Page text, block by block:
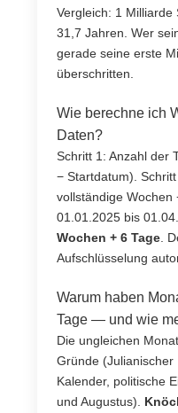
Vergleich: 1 Milliarde
31,7 Jahren. Wer
gerade seine erste
überschritten.
Wie berechne ich
Daten?
Schritt 1: Anzahl der
− Startdatum).
vollständige Wochen
01.01.2025 bis
Wochen + 6 Tage .
Aufschlüsselung
Warum haben
Tage — und wie
Die ungleichen
Gründe
Kalender, politische
und Augustus).